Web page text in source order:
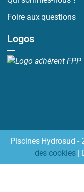
Foire aux questions
Logos
Piscines Hydrosud -
des cookies |